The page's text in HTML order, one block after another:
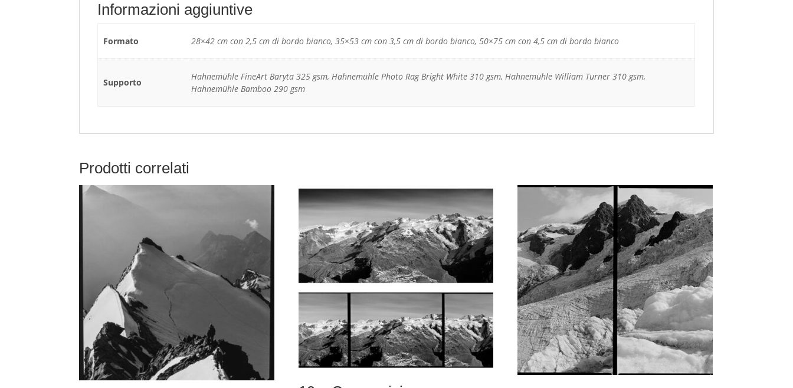
Informazioni aggiuntive
Formato 28×42 cm con 2,5 cm di bordo bianco, 35×53 cm con 3,5 cm di bordo bianco, 50×75 cm con 4,5 cm di bordo bianco
Supporto
Hahnemühle FineArt Baryta 325 gsm, Hahnemühle Photo Rag Bright White 310 gsm, Hahnemühle William Turner 310 gsm,
Hahnemühle Bamboo 290 gsm
Prodotti correlati